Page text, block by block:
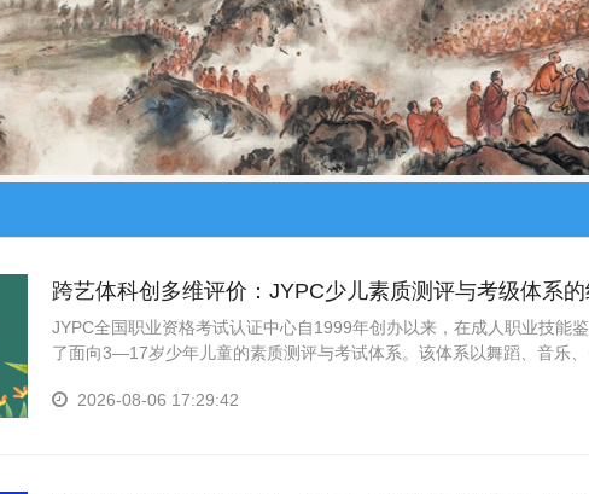
建筑安装工程师考试网 城市轨道工程师考试网 空中乘务师考
机器人工程师考试网 机械工程师考试网 生物工程师考
高铁乘务师考试网 英语培训师考试网 心理咨询师考
网络工程师考试网 健康照护师考试网 电子商务师考
护理管理师考试网
少儿考试网 机电工程师考试网 少儿教师考试
铁路工程师考试网
少儿艺术考级网
跨艺体科创多维评价：JYPC少儿素质测评与考级体系
JYPC全国职业资格考试认证中心自1999年创办以来，在成人职业技能
了面向3—17岁少年儿童的素质测评与考试体系。该体系以舞蹈、音乐
项。这一架构不为替代学校评价，而
2026-08-06 17:29:42